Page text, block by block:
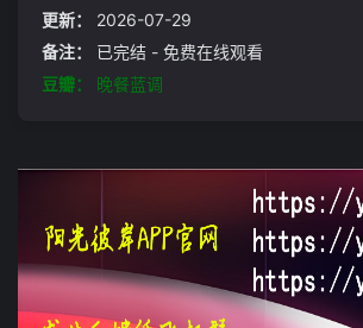
更新：
2026-07-29
备注：
已完结 - 免费在线观看
豆瓣：
晚餐蓝调